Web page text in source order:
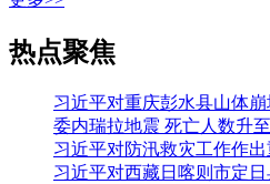
热点聚焦
委内瑞拉地震 死亡人数升至